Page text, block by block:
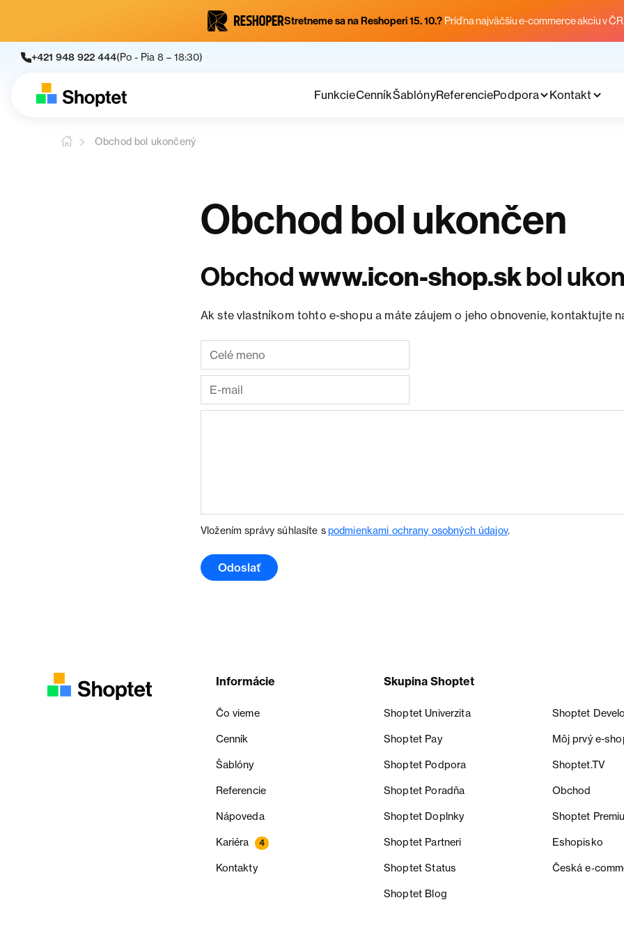
Stretneme sa na Reshoperi 15. 10.? Príď na najväčšiu e-commerce akciu v
+421 948 922 444(Po - Pia 8 – 18:30)
FunkcieCenníkŠablónyReferenciePodpora Kontakt
Obchod bol ukončený
Obchod bol ukončen
Obchodwww.icon-shop.skbol
Ak ste vlastníkom tohto e-shopu a máte záujem o jeho obnovenie, kontaktujte
Vložením správy súhlasíte spodmienkami ochrany osobných údajov.
Odoslať
Informácie
Čo vieme
Cenník
Šablóny
Referencie
Nápoveda
Kariéra 4
Kontakty
Skupina Shoptet
Shoptet Univerzita Shoptet
Shoptet Pay Môj prvý e-
Shoptet Podpora Shoptet.TV
Shoptet Poradňa Obchod
Shoptet Doplnky Shoptet
Shoptet Partneri Eshopisko
Shoptet Status Česká
Shoptet Blog